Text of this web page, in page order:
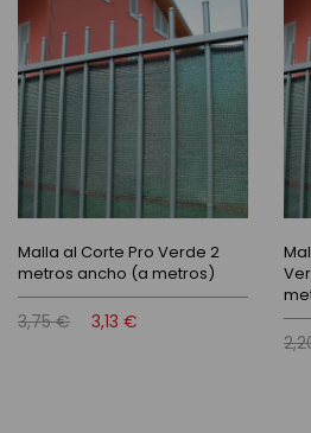
Malla al Corte Pro Verde 2
metros ancho (a metros)
3,75 € 3,13 €